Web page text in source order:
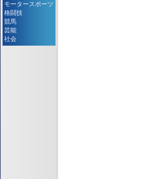
モータースポーツ
格闘技
競馬
芸能
社会